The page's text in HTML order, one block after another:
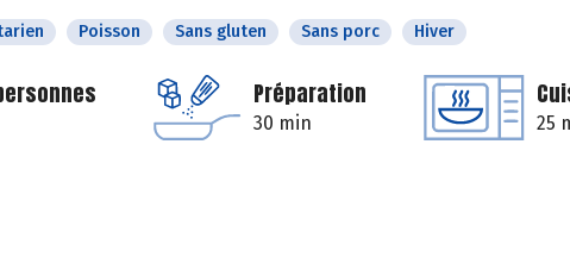
Poisson Sans gluten Sans porc Hiver
Préparation
30 min 25